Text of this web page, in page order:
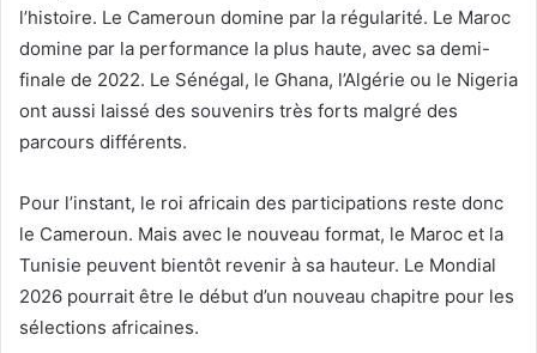
l’histoire. Le Cameroun domine par la régularité. Le Maroc
domine par la performance la plus haute, avec sa demi-
finale de 2022. Le Sénégal, le Ghana, l’Algérie ou le Nigeria
ont aussi laissé des souvenirs très forts malgré des
parcours différents.
Pour l’instant, le roi africain des participations reste donc
le Cameroun. Mais avec le nouveau format, le Maroc et la
Tunisie peuvent bientôt revenir à sa hauteur. Le Mondial
2026 pourrait être le début d’un nouveau chapitre pour les
sélections africaines.